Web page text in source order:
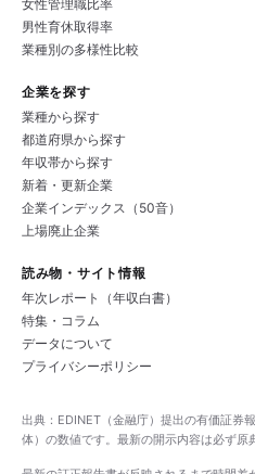
女性管理職比率
男性育休取得率
業種別の多様性比較
企業を探す
業種から探す
都道府県から探す
年収帯から探す
新着・更新企業
企業インデックス（50音）
上場廃止企業
読み物・サイト情報
年次レポート（年収白書）
特集・コラム
データについて
プライバシーポリシー
出典：EDINET（金融庁）提出の有価証券
体）の数値です。最新の開示内容は必ず原